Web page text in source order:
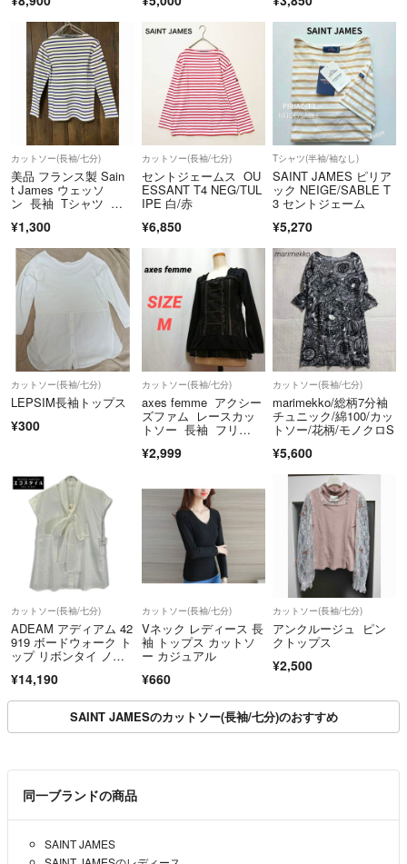
カットソー(長袖/七分)
美品 フランス製 Sain
t James ウェッソ
ン 長袖 Tシャツ ロ
¥1,300
カットソー(長袖/七分)
セントジェームス OU
ESSANT T4 NEG/TUL
IPE 白/赤
¥6,850
Tシャツ(半袖/袖なし)
SAINT JAMES ピリア
ック NEIGE/SABLE T
3 セントジェーム
¥5,270
カットソー(長袖/七分)
LEPSIM長袖トップス
¥300
カットソー(長袖/七分)
axes femme アクシー
ズファム レースカッ
トソー 長袖 フリ
¥2,999
カットソー(長袖/七分)
marimekko/総柄7分袖
チュニック/綿100/カッ
トソー/花柄/モノクロS
¥5,600
カットソー(長袖/七分)
ADEAM アディアム 42
919 ボードウォーク ト
ップ リボンタイ ノー
¥14,190
カットソー(長袖/七分)
Vネック レディース 長
袖 トップス カットソ
ー カジュアル
¥660
カットソー(長袖/七分)
アンクルージュ ピン
クトップス
¥2,500
SAINT JAMESのカットソー(長袖/七分)のおすすめ
同一ブランドの商品
SAINT JAMES